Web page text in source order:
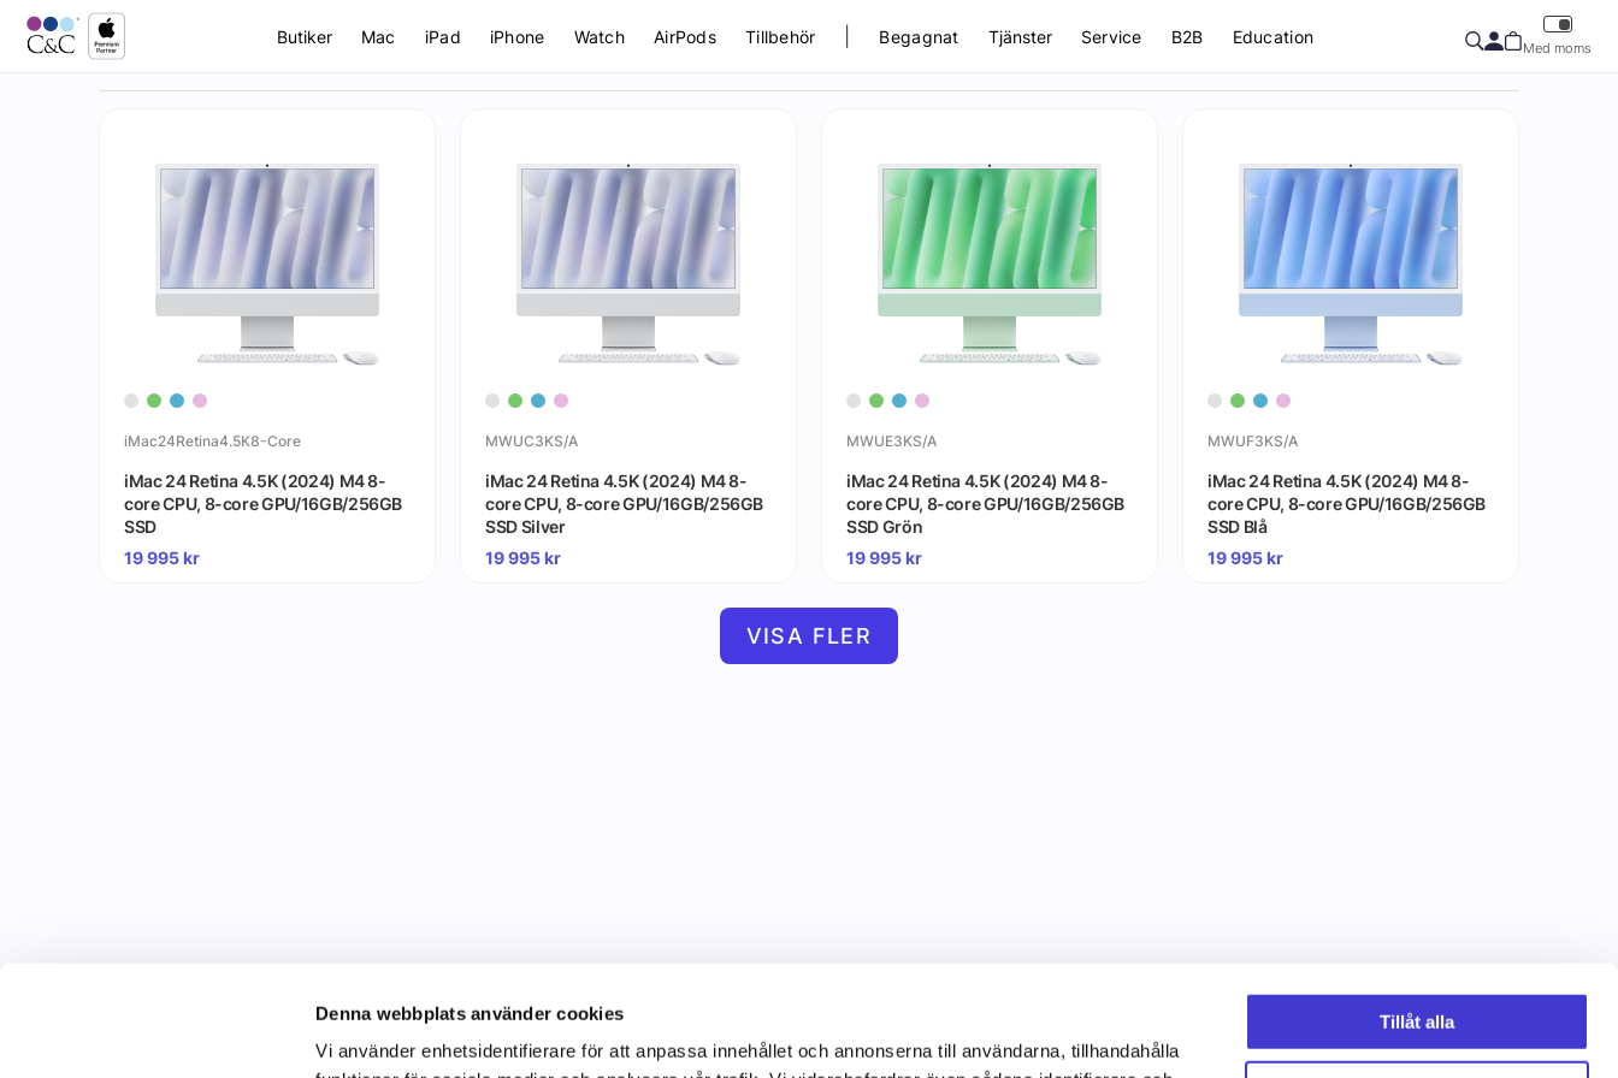
Denna webbplats använder cookies
Vi använder enhetsidentifierare för att anpassa innehållet och annonserna till användarna, tillhandahålla
Tillåt alla
Butiker Mac iPad iPhone Watch AirPods Tillbehör Begagnat Tjänster Service B2B Education
Med moms
iMac24Retina4.5K8-Core
iMac 24 Retina 4.5K (2024) M4 8-
core CPU, 8-core GPU/16GB/256GB
SSD
19 995kr
MWUC3KS/A
iMac 24 Retina 4.5K (2024) M4 8-
core CPU, 8-core GPU/16GB/256GB
SSD Silver
19 995kr
MWUE3KS/A
iMac 24 Retina 4.5K (2024) M4 8-
core CPU, 8-core GPU/16GB/256GB
SSD Grön
19 995kr
MWUF3KS/A
iMac 24 Retina 4.5K (2024) M4 8-
core CPU, 8-core GPU/16GB/256GB
SSD Blå
19 995kr
VISA FLER
C&C Information